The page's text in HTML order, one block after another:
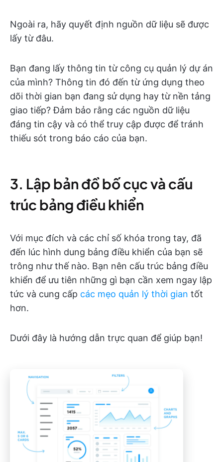
Ngoài ra, hãy quyết định nguồn dữ liệu sẽ được
lấy từ đâu.
Bạn đang lấy thông tin từ công cụ quản lý dự án
của mình? Thông tin đó đến từ ứng dụng theo
dõi thời gian bạn đang sử dụng hay từ nền tảng
giao tiếp? Đảm bảo rằng các nguồn dữ liệu
đáng tin cậy và có thể truy cập được để tránh
thiếu sót trong báo cáo của bạn.
3. Lập bản đồ bố cục và cấu
trúc bảng điều khiển
Với mục đích và các chỉ số khóa trong tay, đã
đến lúc hình dung bảng điều khiển của bạn sẽ
trông như thế nào. Bạn nên cấu trúc bảng điều
khiển để ưu tiên những gì bạn cần xem ngay lập
tức và cung cấp các mẹo quản lý thời gian tốt
hơn.
Dưới đây là hướng dẫn trực quan để giúp bạn!